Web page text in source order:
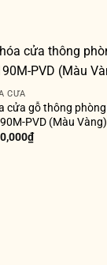
CỬA
cửa gỗ thông phòng
PVD (Màu Vàng)
₫